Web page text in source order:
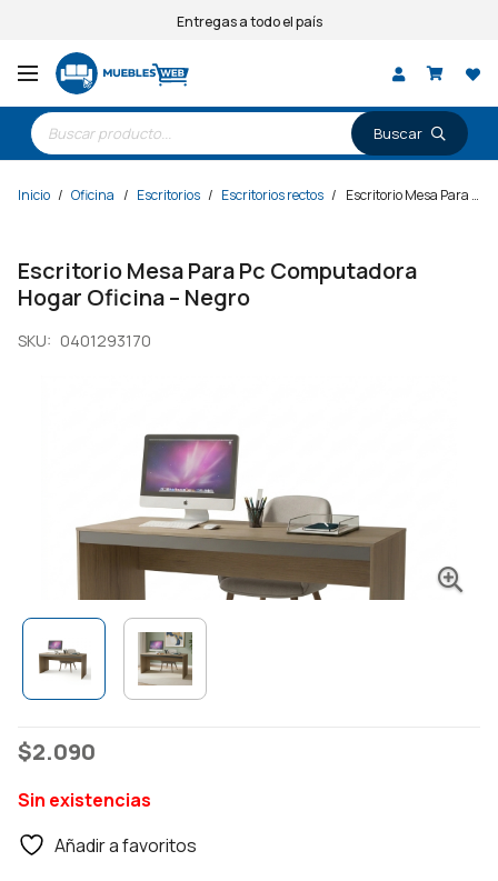
Entregas a todo el país
Búsqueda
de
productos
Inicio / Oficina / Escritorios / Escritorios rectos / Escritorio Mesa Para Pc Computadora Hogar Oficina – Negro
Escritorio Mesa Para Pc Computadora
Hogar Oficina – Negro
SKU: 0401293170
$2.090
Sin existencias
Añadir a favoritos